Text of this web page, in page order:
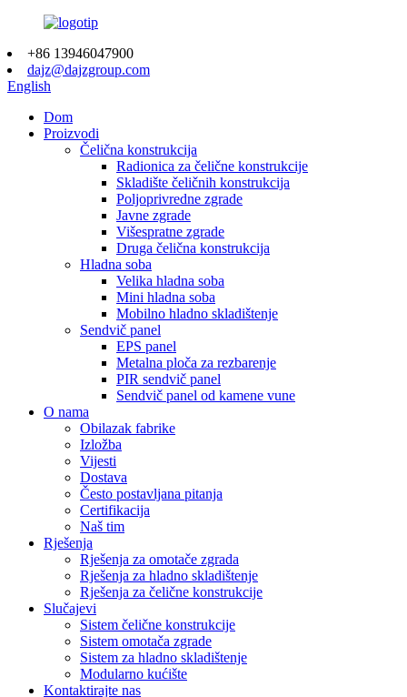
+86 13946047900
dajz@dajzgroup.com
English
Dom
Proizvodi
Čelična konstrukcija
Radionica za čelične konstrukcije
Skladište čeličnih konstrukcija
Poljoprivredne zgrade
Javne zgrade
Višespratne zgrade
Druga čelična konstrukcija
Hladna soba
Velika hladna soba
Mini hladna soba
Mobilno hladno skladištenje
Sendvič panel
EPS panel
Metalna ploča za rezbarenje
PIR sendvič panel
Sendvič panel od kamene vune
O nama
Obilazak fabrike
Izložba
Vijesti
Dostava
Često postavljana pitanja
Certifikacija
Naš tim
Rješenja
Rješenja za omotače zgrada
Rješenja za hladno skladištenje
Rješenja za čelične konstrukcije
Slučajevi
Sistem čelične konstrukcije
Sistem omotača zgrade
Sistem za hladno skladištenje
Modularno kućište
Kontaktirajte nas